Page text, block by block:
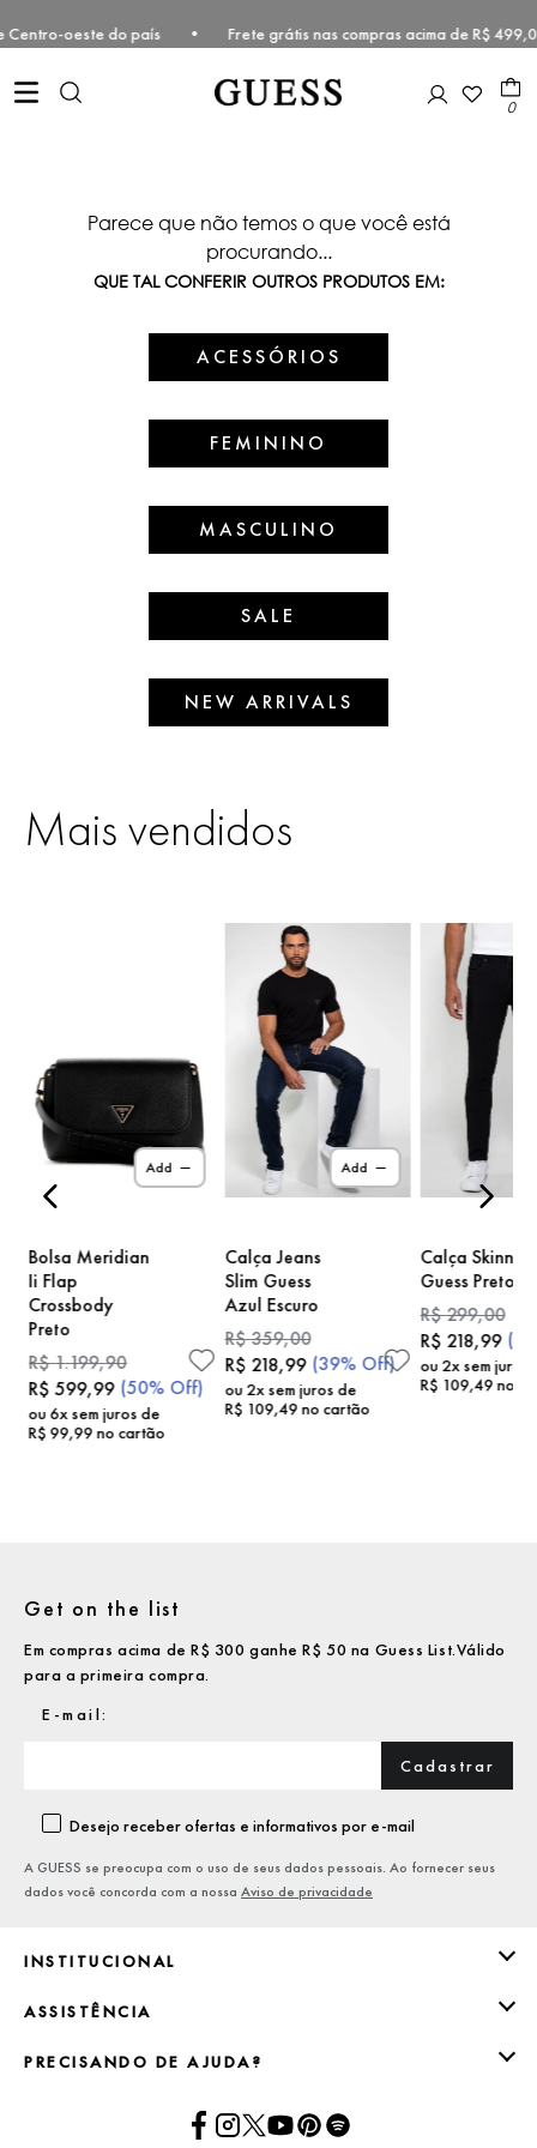
e Centro-oeste do país • Frete grátis nas compras acima de
0
Parece que não temos o que você está
procurando...
QUE TAL CONFERIR OUTROS PRODUTOS EM:
ACESSÓRIOS
FEMININO
MASCULINO
SALE
NEW ARRIVALS
Mais vendidos
Add
Bolsa Meridian
Ii Flap
Crossbody
Preto
R$1.199,90
R$ 599,99 (50% Off)
ou 6x sem juros de
R$ 99,99no cartão
Add
Calça Jeans
Slim Guess
Azul Escuro
R$359,00
R$ 218,99 (39% Off)
ou2x sem juros de
R$ 109,49no cartão
Calça Skinny
Guess Preto
R$299,00
R$ 218,99 (
ou 2x sem juros
R$ 109,49no
INSTITUCIONAL
ASSISTÊNCIA
PRECISANDO DE AJUDA?
Get on the list
Em compras acima de R$ 300 ganhe R$ 50 na Guess List.Válido
para a primeira compra.
Cadastrar
Desejo receber ofertas e informativos por e-mail
A GUESS se preocupa com o uso de seus dados pessoais. Ao fornecer seus
dados você concorda com a nossa Aviso de privacidade